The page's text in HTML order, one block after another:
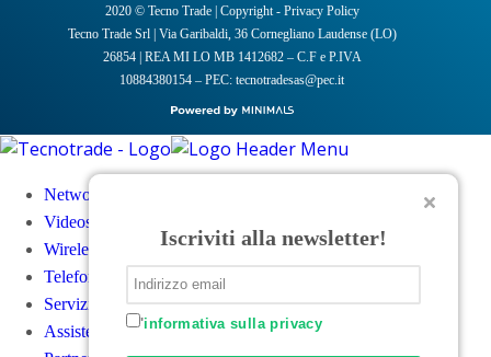
2020 © Tecno Trade | Copyright- Privacy Policy
Tecno Trade Srl | Via Garibaldi, 36 Cornegliano Laudense (LO)
26854 | REA MI LO MB 1412682 – C.F e P.IVA
10884380154 – PEC: tecnotradesas@pec.it
Iscriviti alla newsletter!
'informativa sulla privacy
Networking e Sicurezza
Videosorveglianza e Controllo accessi
Wireless
Telefonia e Convergenza
Servizi a valore aggiunto
Assistenza Tecnica